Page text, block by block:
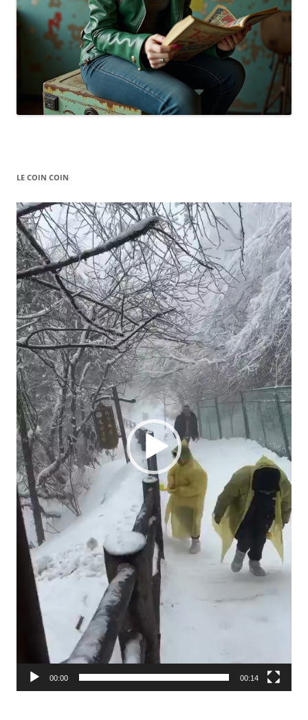
LE COIN COIN
Video
Player
00:00 00:14